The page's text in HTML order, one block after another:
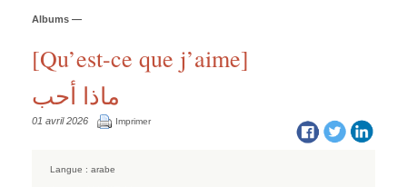
Albums —
[Qu’est-ce que j’aime]
ماذا أحب
01 avril 2026 Imprimer
Langue : arabe